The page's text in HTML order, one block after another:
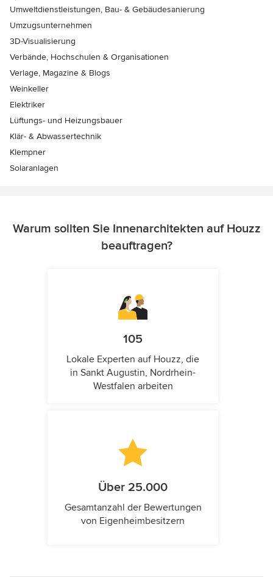
Umweltdienstleistungen, Bau- & Gebäudesanierung
Umzugsunternehmen
3D-Visualisierung
Verbände, Hochschulen & Organisationen
Verlage, Magazine & Blogs
Weinkeller
Elektriker
Lüftungs- und Heizungsbauer
Klär- & Abwassertechnik
Klempner
Solaranlagen
Warum sollten Sie Innenarchitekten auf Houzz
beauftragen?
105
Lokale Experten auf Houzz, die
in Sankt Augustin, Nordrhein-
Westfalen arbeiten
Über 25.000
Gesamtanzahl der Bewertungen
von Eigenheimbesitzern